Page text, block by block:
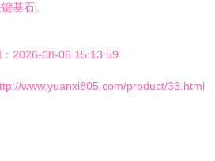
基石。
2026-08-06 15:13:59
www.yuanxi805.com/product/36.html